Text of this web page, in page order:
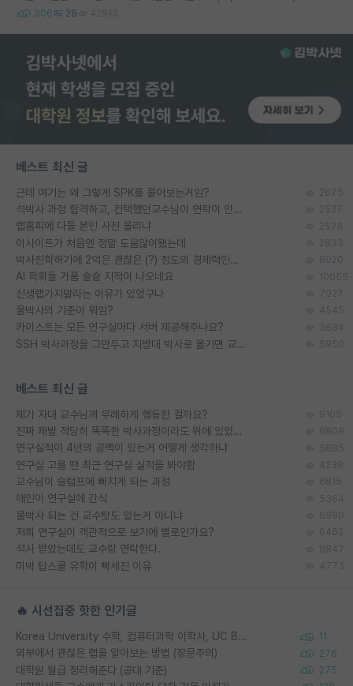
306 28 42913
베스트 최신 글
근데 여기는 왜 그렇게 SPK를 물어보는거임? 2675
석박사 과정 합격하고, 컨택했던교수님이 연락이 안됩니다... 2527
랩홈피에 다들 본인 사진 올리냐 2576
이사이트가 처음엔 정말 도움많이됐는데 2833
박사진학하기에 2억은 괜찮은 (?) 정도의 경제력인가요 8020
AI 학회들 거품 슬슬 지적이 나오네요 10055
신생랩가지말라는 이유가 있었구나 7927
물박사의 기준이 뭐임? 4545
카이스트는 모든 연구실마다 서버 제공해주나요? 3634
SSH 박사과정을 그만두고 지방대 박사로 옮기면 교수의 꿈은 끝일까요? 5950
베스트 최신 글
제가 자대 교수님께 무례하게 행동한 걸까요? 9105
진짜 제발 적당히 똑똑한 박사과정이라도 위에 있었으면.. 6809
연구실적이 4년의 공백이 있는거 어떻게 생각하냐 5885
연구실 고를 땐 최근 연구실 실적을 봐야함 4239
교수님이 슬럼프에 빠지게 되는 과정 6815
애인이 연구실에 간식 5364
물박사 되는 건 교수탓도 있는거 아니냐 6990
저희 연구실이 객관적으로 보기에 별로인가요? 6462
석사 받았는데도 교수랑 연락한다. 9847
미박 탑스쿨 유학이 빡세진 이유 4773
🔥 시선집중 핫한 인기글
Korea University 수학, 컴퓨터과학 이학사, UC Berkeley 산업공학 대학원 공학박사가 되는 것은 쉽지 않겠죠? 11
외부에서 괜찮은 랩을 알아보는 방법 (장문주의) 276
대학원 월급 정리해준다 (공대 기준) 275